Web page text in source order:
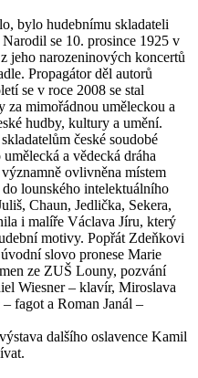
bylo hudebnímu skladateli
se 10. prosince 1925 v
jeho narozeninových koncertů
Propagátor děl autorů
se v roce 2008 se stal
za mimořádnou uměleckou a
hudby, kultury a umění.
české soudobé
a vědecká dráha
ovlivněna místem
lounského intelektuálního
Chaun, Jedlička, Sekera,
i malíře Václava Jíru, který
motivy. Popřát Zdeňkovi
slovo pronese Marie
ze ZUŠ Louny, pozvání
Wiesner – klavír, Miroslava
fagot a Roman Janál –
dalšího oslavence Kamil